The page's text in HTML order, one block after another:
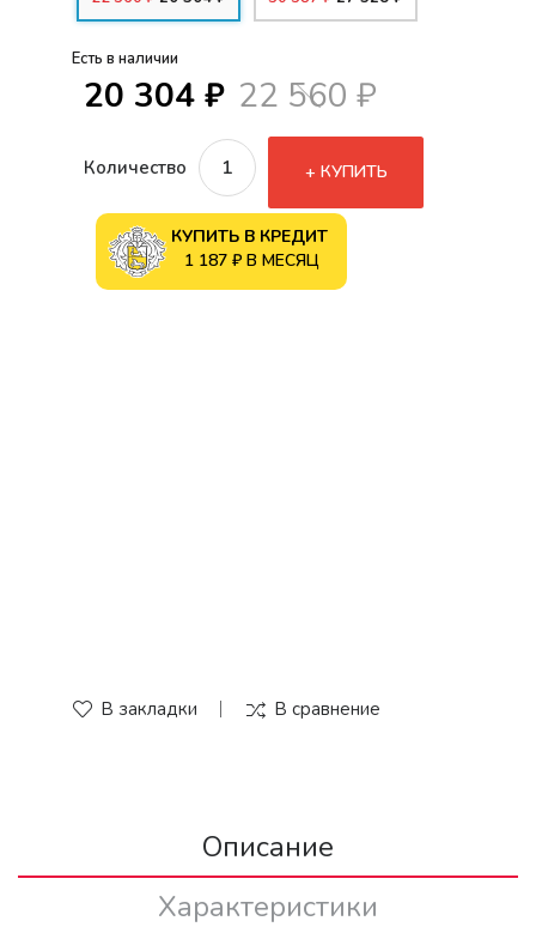
Есть в наличии
20 304 ₽ 22 560 ₽
Количество КУПИТЬ
КУПИТЬ В КРЕДИТ
1 187 ₽ В МЕСЯЦ
В закладки В сравнение
Описание
Характеристики